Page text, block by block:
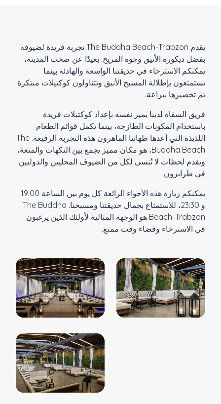
يقدم The Buddha Beach-Trabzon تجربة فريدة لضيوفه
بفضل ديكوره الأنيق وجوه المريح. بعيدًا عن صخب المدينة،
يمكنكم الاسترخاء في حديقتنا الواسعة والهادئة بينما
تستمتعون بإطلالة المسبح الأنيق وتتناولون كوكتيلات مبتكرة
تم تحضيرها ببراعة.
فريق السقاة لدينا يميز نفسه بإعداد كوكتيلات فريدة
باستخدام المكونات الطازجة، بينما تكمل قوائم الطعام
اللذيذة التي أعدها طهاتنا الماهرون هذه التجربة الرفيعة. The
Buddha Beach، هو مكان مميز يجمع بين النكهات والمتعة،
ويقدم لحظات لا تُنسى لكل من الضيوف المحليين والدوليين
في طرابزون.
يمكنكم زيارة هذه الأجواء الرائعة كل يوم بين الساعة 19:00
و 23:30، للاستمتاع بجمال حديقتنا ومسبحنا. The Buddha
Beach-Trabzon هو الوجهة المثالية لأولئك الذين يرغبون
في الاسترخاء وقضاء وقت ممتع.